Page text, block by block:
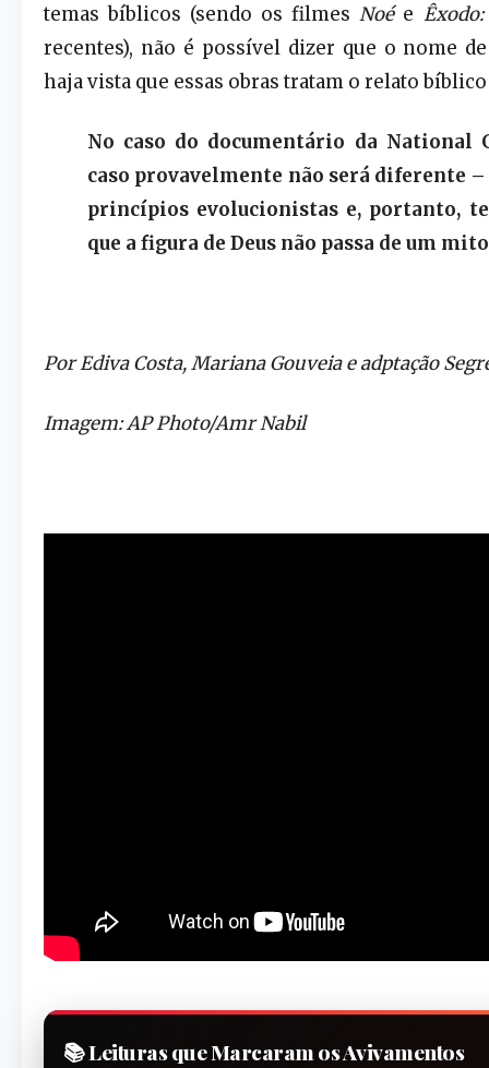
temas bíblicos (sendo os filmesNoé e
recentes), não é possível dizer que o nome
haja vista que essas obras tratam o relato
No caso do documentário da National
caso provavelmente não será diferente –
princípios evolucionistas e, portanto,
que a figura de Deus não passa de um
Por Ediva Costa, Mariana Gouveia e adptação
Imagem: AP Photo/Amr Nabil
📚 Leituras que Marcaram os Avivamentos